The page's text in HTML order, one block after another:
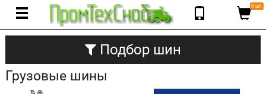
0 шт.
Подбор шин
Грузовые шины